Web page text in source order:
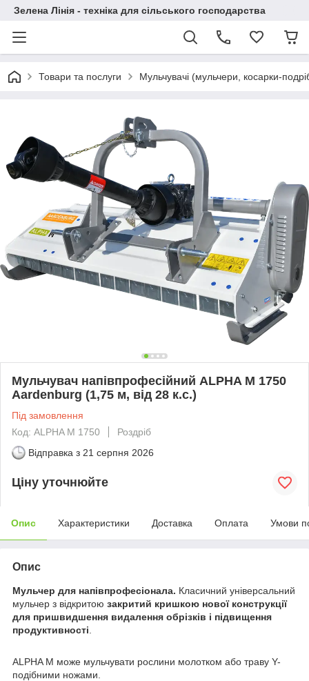
Зелена Лінія - техніка для сільського господарства
Товари та послуги Мульчувачі (мульчери, косарки-
Мульчувач напівпрофесійний ALPHA M 1750
Aardenburg (1,75 м, від 28 к.с.)
Під замовлення
Код: ALPHA M 1750
Роздріб
Відправка з 21 серпня 2026
Ціну уточнюйте
Опис Характеристики Доставка Оплата Умови
Опис
Мульчер для напівпрофесіонала. Класичний універсальний
мульчер з відкритою закритий кришкою нової конструкції
для пришвидшення видалення обрізків і підвищення
продуктивності
ALPHA M може мульчувати рослини молотком або траву Y-
подібними ножами.